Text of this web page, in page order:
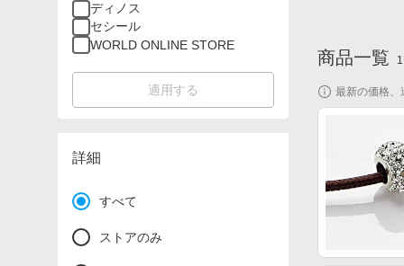
ディノス
セシール
WORLD ONLINE STORE
適用する
詳細
すべて
ストアのみ
商品一覧 1
最新の価格、